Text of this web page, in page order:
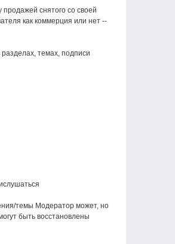
снятого со своей
как коммерция или нет --
темах, подписи
темы Модератор может, но
быть восстановлены